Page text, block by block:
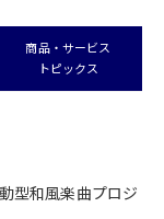
商品・サービス
トピックス
型和風楽曲プロジ